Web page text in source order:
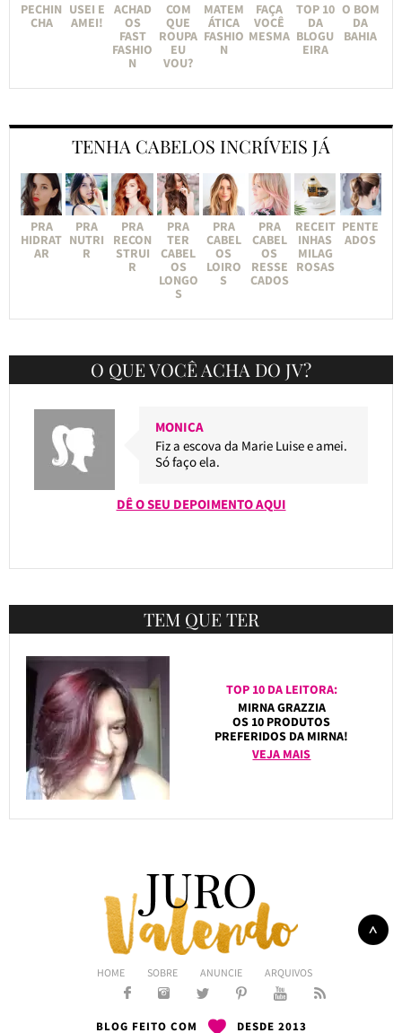
PECHIN
CHA
USEI E
AMEI!
ACHAD
OS
FAST
FASHIO
N
COM
QUE
ROUPA
EU
VOU?
MATEM
ÁTICA
FASHIO
N
FAÇA
VOCÊ
MESMA
TOP 10
DA
BLOGU
EIRA
O BOM
DA
BAHIA
TENHA CABELOS INCRÍVEIS JÁ
PRA
HIDRAT
AR
PRA
NUTRI
R
PRA
RECON
STRUI
R
PRA
TER
CABEL
OS
LONGO
S
PRA
CABEL
OS
LOIRO
S
PRA
CABEL
OS
RESSE
CADOS
RECEIT
INHAS
MILAG
ROSAS
PENTE
ADOS
O QUE VOCÊ ACHA DO JV?
MONICA
Fiz a escova da Marie Luise e amei.
Só faço ela.
DÊ O SEU DEPOIMENTO AQUI
TEM QUE TER
TOP 10 DA LEITORA:
MIRNA GRAZZIA
OS 10 PRODUTOS
PREFERIDOS DA MIRNA!
VEJA MAIS
HOME SOBRE ANUNCIE ARQUIVOS
BLOG FEITO COM DESDE 2013